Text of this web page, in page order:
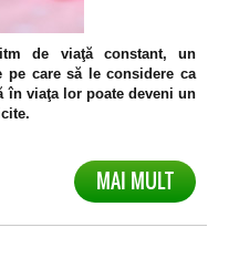
de viaţă constant, un
care să le considere ca
în viaţa lor poate deveni un
MAI MULT